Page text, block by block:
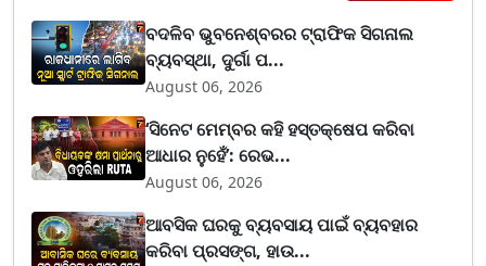
ବଦଳିବ ଭୁବନେଶ୍ବରର ଟ୍ରାଫିକ ସିଗନାଲ
ବ୍ୟବସ୍ଥା, ଦୁର୍ଗା ପ...
August 06, 2026
‘ସିନେଟ ମେମ୍ବର କହି ହସ୍ତକ୍ଷେପ କରିବା
ଆଧାର ନୁହେଁ’: ରେଭ...
August 06, 2026
ଆବସିକ ଘରକୁ ବ୍ୟବସାୟ ପାଇଁ ବ୍ୟବହାର
କରିବା ପ୍ରସଙ୍ଗ, ହାଉ...